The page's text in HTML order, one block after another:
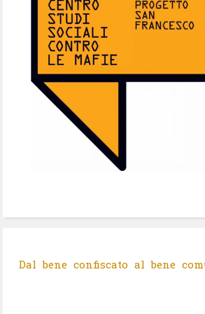
Dal bene confiscato al bene